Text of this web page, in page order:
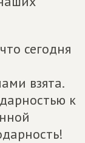
сегодня
взята.
к